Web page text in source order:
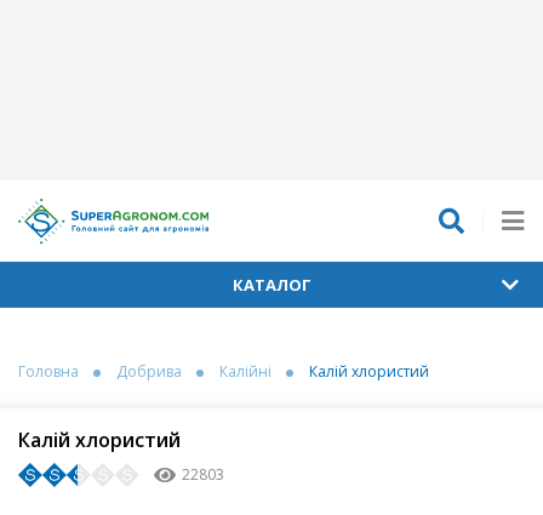
КАТАЛОГ
Головна Добрива Калійні Калій хлористий
Калій хлористий
22803